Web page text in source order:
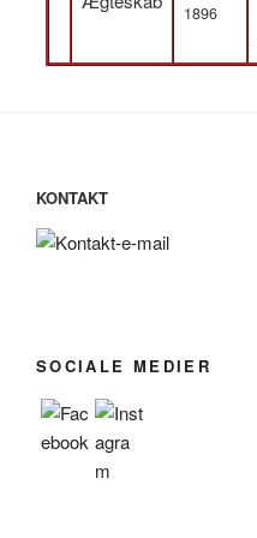
1896
KONTAKT
SOCIALE MEDIER